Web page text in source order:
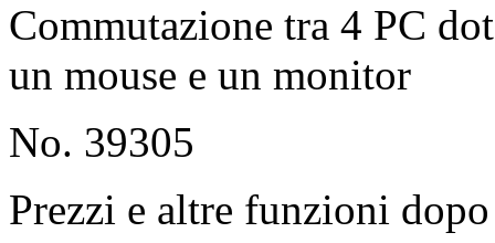
Commutazione tra 4 PC
un mouse e un monitor
No. 39305
Prezzi e altre funzioni